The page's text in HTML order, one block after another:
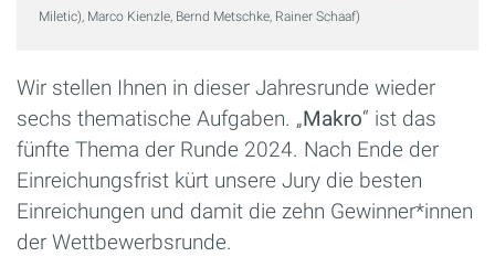
Miletic), Marco Kienzle, Bernd Metschke, Rainer Schaaf)
Wir stellen Ihnen in dieser Jahresrunde wieder
sechs thematische Aufgaben. „Makro“ ist das
fünfte Thema der Runde 2024. Nach Ende der
Einreichungsfrist kürt unsere Jury die besten
Einreichungen und damit die zehn Gewinner*innen
der Wettbewerbsrunde.